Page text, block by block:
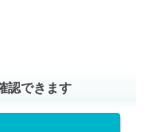
認できます